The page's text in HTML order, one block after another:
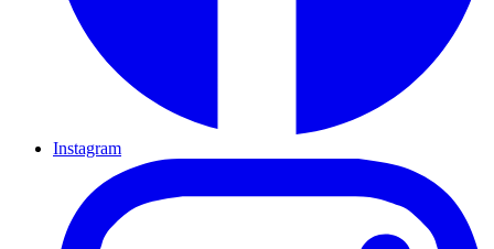
Instagram